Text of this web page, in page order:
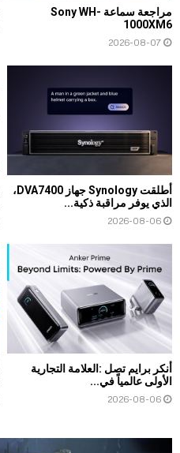
مراجعة سماعة Sony WH-
1000XM6
2026-08-07
أطلقت Synology جهاز DVA7400،
الذي يوفر مراقبة ذكية...
2026-08-06
أنكر برايم تصل :العلامة التجارية
الأولى عالمياً في...
2026-08-06